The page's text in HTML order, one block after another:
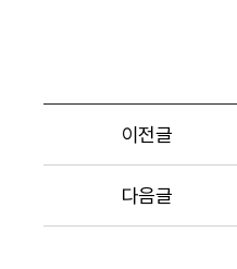
이전글
다음글